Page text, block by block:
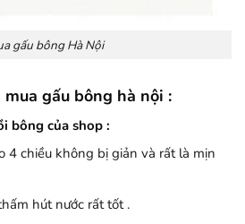
gấu bông Hà Nội
gấu bông hà nội :
bông của shop :
4 chiều không bị giản và rất là mịn
hút nước rất tốt .